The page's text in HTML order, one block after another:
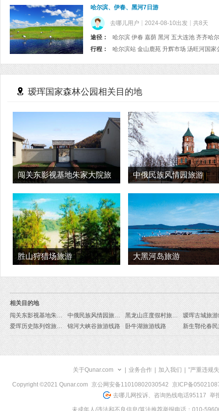
哈尔滨、伊春、黑河7日游
去哪儿用户 2024-08-10出发 共8天
途径：
哈尔滨 伊春 嘉荫 黑河 五大连池 齐齐哈尔
行程：
瑷珲国家森林公园相关目的地
闯关东影视基地朱家大院旅
游
中俄民族风情园旅游
胜山狩猎场旅游 大黑河岛旅游
相关目的地
闯关东影视基地朱家大院旅游线路
中俄民族风情园旅游线路 黑龙山庄度假村旅游线路
瑷珲古城旅
爱珲历史陈列馆旅游线路
锦河大峡谷旅游线路 卧牛湖旅游线路
关于Qunar.com 业务合作 加入我们 "严重违规
Copyright ©2021 Qunar.com 京公网安备11010802030542
京ICP备
去哪儿网投诉、咨询热线电话95117 举
未成年人/违法和不良信息/算法推荐举报电话：010-